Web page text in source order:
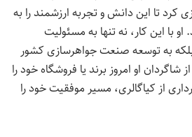
کرد تا این دانش و تجربه ارزشمند را به
با این کار، نه تنها به مسئولیت
به توسعه صنعت جواهرسازی کشور
او امروز برند یا فروشگاه خود را
از کیاگالری، مسیر موفقیت خود را